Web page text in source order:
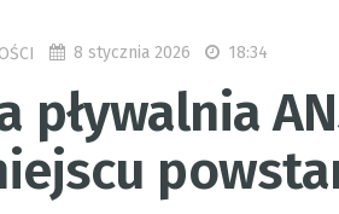
8 stycznia 2026 18:34
pływalnia